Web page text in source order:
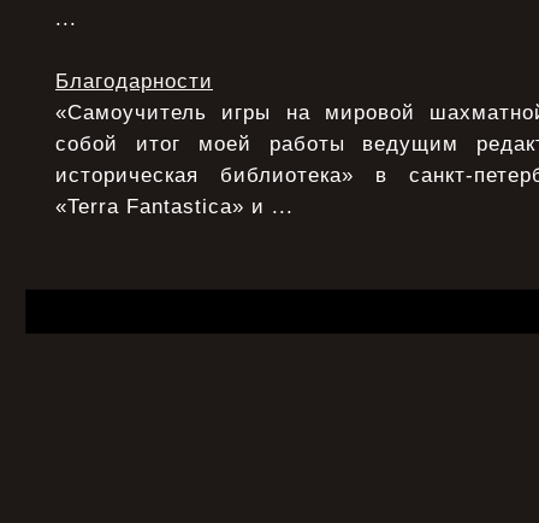
...
Благодарности
«Самоучитель игры на мировой
собой итог моей работы ведущим
историческая библиотека» в санкт-
«Terra Fantastica» и ...